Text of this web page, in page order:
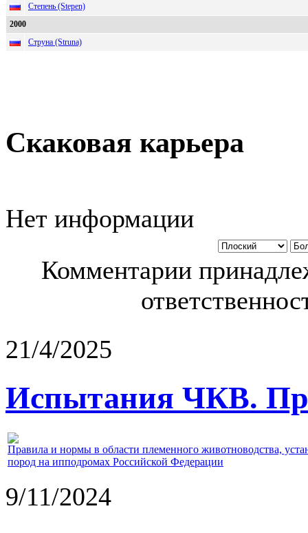
Степень (Stepen)
2000
Струна (Struna)
Скаковая карьера
Нет информации
Комментарии
21/4/2025
Испытания ЧКВ.
Правила и нормы в области племенного животноводства,
пород на ипподромах Российской Федерации
9/11/2024